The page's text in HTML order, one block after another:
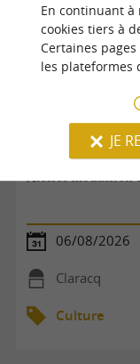
Atelier médaillon
06/08/2026
Claracq
Culture
En continuant à
cookies tiers à
Certaines
les plateformes
JE